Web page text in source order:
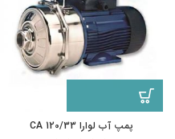
پمپ آب لوارا CA 120/33